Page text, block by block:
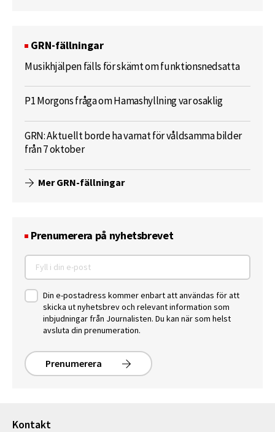
GRN-fällningar
Musikhjälpen fälls för skämt om funktionsnedsatta
P1 Morgons fråga om Hamashyllning var osaklig
GRN: Aktuellt borde ha varnat för våldsamma bilder
från 7 oktober
Mer GRN-fällningar
Prenumerera på nyhetsbrevet
Din e-postadress kommer enbart att användas för att
skicka ut nyhetsbrev och relevant information som
inbjudningar från Journalisten. Du kan när som helst
avsluta din prenumeration.
Prenumerera
Kontakt